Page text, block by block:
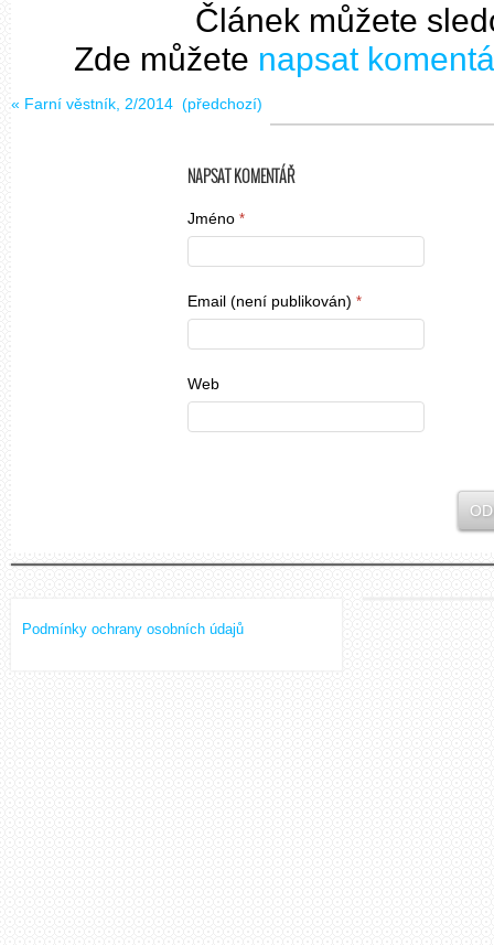
Článek můžete
Zde můžete napsat
« Farní věstník, 2/2014 (předchozí)
NAPSAT KOMENTÁŘ
Jméno *
Email (není publikován) *
Web
Podmínky ochrany osobních údajů